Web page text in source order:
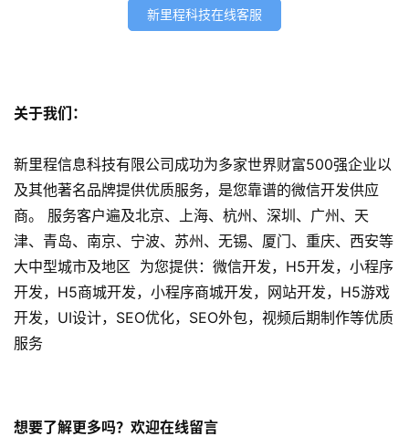
网
开
发
s
e
o
优
化
销
新里程科技在线客服
关于我们：
新里程信息科技有限公司成功为多家世界财富500强企业以
及其他著名品牌提供优质服务，是您靠谱的微信开发供应
商。 服务客户遍及北京、上海、杭州、深圳、广州、天
津、青岛、南京、宁波、苏州、无锡、厦门、重庆、西安等
大中型城市及地区 为您提供：微信开发，H5开发，小程序
开发，H5商城开发，小程序商城开发，网站开发，H5游戏
开发，UI设计，SEO优化，SEO外包，视频后期制作等优质
服务
想要了解更多吗？欢迎在线留言